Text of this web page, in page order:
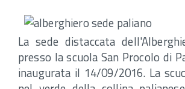
La sede distaccata
presso la scuola San Procolo di
inaugurata il 14/09/2016. La